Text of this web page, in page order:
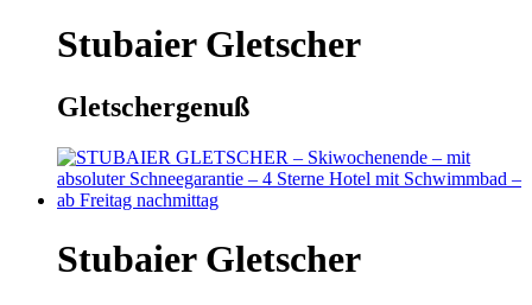
Stubaier Gletscher
Gletschergenuß
Stubaier Gletscher